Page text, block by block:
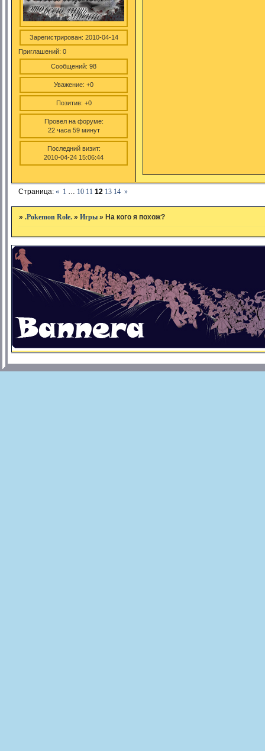
Зарегистрирован: 2010-04-14
Приглашений: 0
Сообщений: 98
Уважение: +0
Позитив: +0
Провел на форуме:
22 часа 59 минут
Последний визит:
2010-04-24 15:06:44
Страница:« 1 10 11 12 13 14 »
».Pokemon Role. »Игры »На кого я похож?